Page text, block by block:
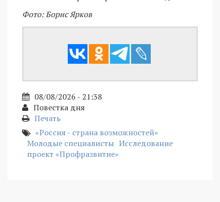
Фото: Борис Ярков
08/08/2026 - 21:38
Повестка дня
Печать
«Россия - страна возможностей»
Молодые специалисты Исследование
проект «Профразвитие»